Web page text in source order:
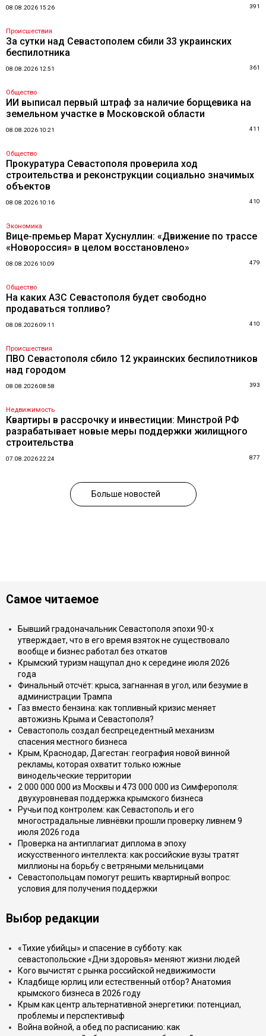
08.08.2026 15:26 391
Происшествия
За сутки над Севастополем сбили 33 украинских
беспилотника
08.08.2026 12:51 361
Общество
ИИ выписал первый штраф за наличие борщевика на
земельном участке в Московской области
08.08.2026 10:21 411
Общество
Прокуратура Севастополя проверила ход
строительства и реконструкции социально значимых
объектов
08.08.2026 10:16 410
Экономика
Вице-премьер Марат Хуснуллин: «Движение по трассе
«Новороссия» в целом восстановлено»
08.08.2026 10:09 479
Общество
На каких АЗС Севастополя будет свободно
продаваться топливо?
08.08.2026 09:11 410
Происшествия
ПВО Севастополя сбило 12 украинских беспилотников
над городом
08.08.2026 08:58 393
Недвижимость
Квартиры в рассрочку и инвестиции: Минстрой РФ
разрабатывает новые меры поддержки жилищного
строительства
07.08.2026 22:24 877
Больше новостей
Самое читаемое
Бывший градоначальник Севастополя эпохи 90-х
утверждает, что в его время взяток не существовало
вообще и бизнес работал без откатов
Крымский туризм нащупал дно к середине июля 2026
года
Финальный отсчёт: крыса, загнанная в угол, или безумие в
администрации Трампа
Газ вместо бензина: как топливный кризис меняет
автожизнь Крыма и Севастополя?
Севастополь создал беспрецедентный механизм
спасения местного бизнеса
Крым, Краснодар, Дагестан: география новой винной
рекламы, которая охватит только южные
винодельческие территории
2 000 000 000 из Москвы и 473 000 000 из Симферополя:
двухуровневая поддержка крымского бизнеса
Ручьи под контролем: как Севастополь и его
многострадальные ливнёвки прошли проверку ливнем 9
июля 2026 года
Проверка на антиплагиат диплома в эпоху
искусственного интеллекта: как российские вузы тратят
миллионы на борьбу с ветряными мельницами
Севастопольцам помогут решить квартирный вопрос:
условия для получения поддержки
Выбор редакции
«Тихие убийцы» и спасение в субботу: как
севастопольские «Дни здоровья» меняют жизни людей
Кого вычистят с рынка российской недвижимости
Кладбище юрлиц или естественный отбор? Анатомия
крымского бизнеса в 2026 году
Крым как центр альтернативной энергетики: потенциал,
проблемы и перспективыф
Война войной, а обед по расписанию: как